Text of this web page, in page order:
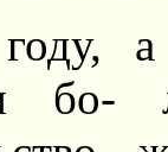
а
бо-